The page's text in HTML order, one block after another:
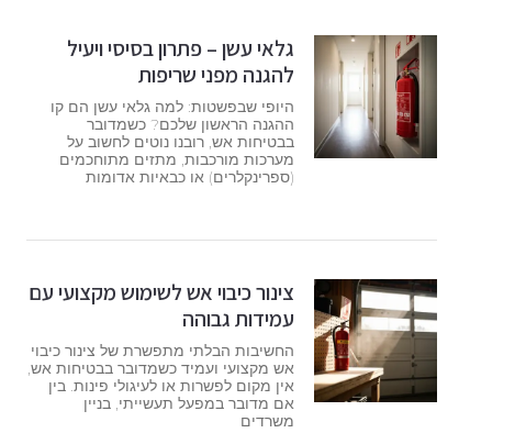
גלאי עשן – פתרון בסיסי ויעיל
להגנה מפני שריפות
היופי שבפשטות: למה גלאי עשן הם קו
ההגנה הראשון שלכם? כשמדובר
בבטיחות אש, רובנו נוטים לחשוב על
מערכות מורכבות, מתזים מתוחכמים
(ספרינקלרים) או כבאיות אדומות
צינור כיבוי אש לשימוש מקצועי עם
עמידות גבוהה
החשיבות הבלתי מתפשרת של צינור כיבוי
אש מקצועי ועמיד כשמדובר בבטיחות אש,
אין מקום לפשרות או לעיגולי פינות. בין
אם מדובר במפעל תעשייתי, בניין
משרדים